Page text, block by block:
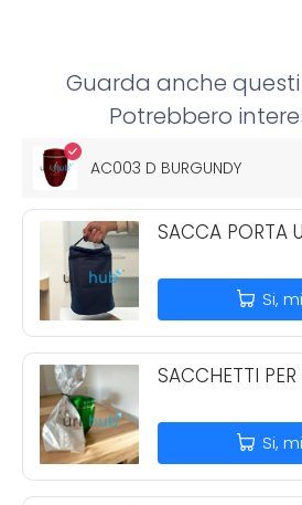
Guarda anche
Potrebbero
AC003 D BURGUNDY
SACCA PORTA
Si,
SACCHETTI
Si,